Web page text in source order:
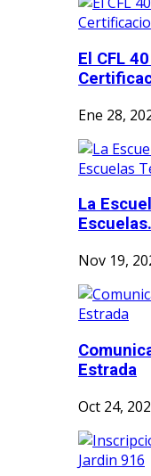
El CFL
Ene 28,
La
Nov 19,
Estrada
Oct 24,